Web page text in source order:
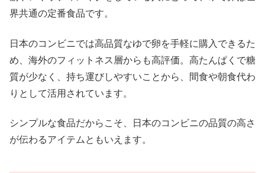
界共通の定番食品です。
日本のコンビニでは高品質なゆで卵を手軽に購入できるた
め、海外のフィットネス層からも高評価。高たんぱくで糖
質が少なく、持ち運びしやすいことから、間食や朝食代わ
りとして活用されています。
シンプルな食品だからこそ、日本のコンビニの品質の高さ
が伝わるアイテムともいえます。